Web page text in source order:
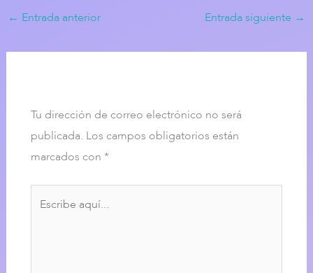
← Entrada anterior Entrada siguiente →
Tu dirección de correo electrónico no será
publicada. Los campos obligatorios están
marcados con *